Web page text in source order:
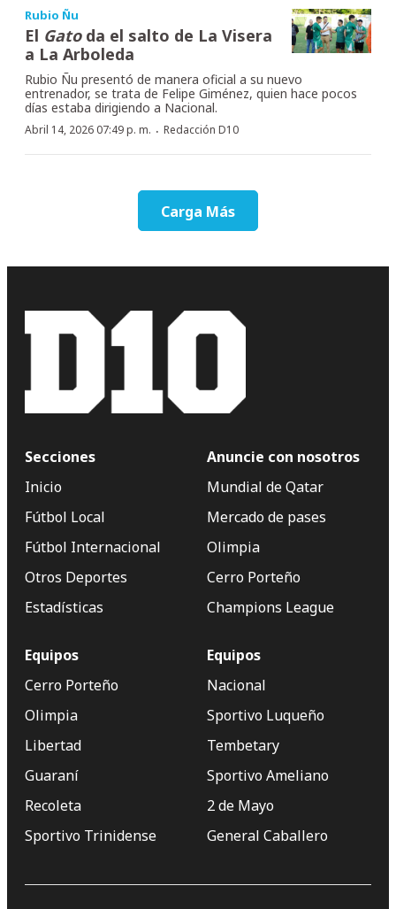
Rubio Ñu
El Gatoda el salto de La Visera
a La Arboleda
Rubio Ñu presentó de manera oficial a su nuevo
entrenador, se trata de Felipe Giménez, quien hace pocos
días estaba dirigiendo a Nacional.
Abril 14, 2026 07:49 p. m. · Redacción D10
Carga Más
Secciones
Inicio
Fútbol Local
Fútbol Internacional
Otros Deportes
Estadísticas
Anuncie con nosotros
Mundial de Qatar
Mercado de pases
Olimpia
Cerro Porteño
Champions League
Equipos
Cerro Porteño
Olimpia
Libertad
Guaraní
Recoleta
Sportivo Trinidense
Equipos
Nacional
Sportivo Luqueño
Tembetary
Sportivo Ameliano
2 de Mayo
General Caballero